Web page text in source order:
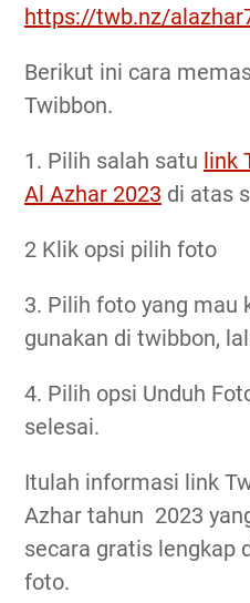
https://twb.nz/
Berikut ini cara
Twibbon.
1. Pilih salah satu link
Al Azhar 2023 di atas
2 Klik opsi pilih foto
3. Pilih foto yang mau
gunakan di twibbon,
4. Pilih opsi Unduh
selesai.
Itulah informasi link
Azhar tahun 2023
secara gratis lengkap
foto.